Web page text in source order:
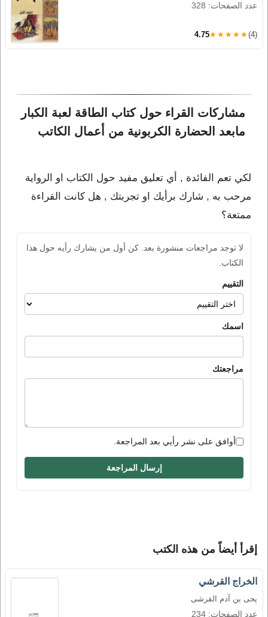
عدد الصفحات: 328
4.75★★★★★ (4)
مشاركات القراء حول كتاب الطاقة لعبة الكبار
مابعد الحضارة الكربونية من أعمال الكاتب
لكي تعم الفائدة , أي تعليق مفيد حول الكتاب او الرواية
مرحب به , شارك برأيك او تجربتك , هل كانت القراءة
ممتعة؟
لا توجد مراجعات منشورة بعد. كن أول من يشارك رأيه حول هذا
الكتاب.
التقييم
اسمك
مراجعتك
أوافق على نشر رأيي بعد المراجعة.
إرسال المراجعة
إقرأ أيضاً من هذه الكتب
الخراج القرشي
يحى بن آدم القرشى
عدد الصفحات: 234